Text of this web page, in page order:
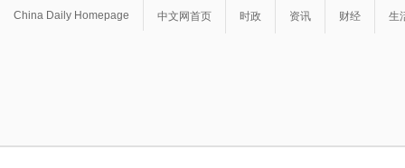
China Daily Homepage 中文网首页 时政 资讯 财经 生